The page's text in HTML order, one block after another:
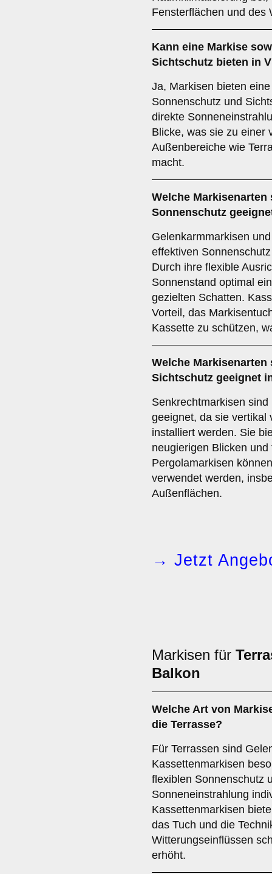
Fensterflächen und des
Kann eine Markise
Sichtschutz bieten in
Ja, Markisen bieten
Sonnenschutz und
direkte
Blicke, was sie zu einer
Außenbereiche wie
macht.
Welche
Sonnenschutz
Gelenkarmmarkisen
effektiven
Durch ihre flexible
Sonnenstand optimal
gezielten Schatten.
Vorteil, das
Kassette zu schützen,
Welche
Sichtschutz geeignet
Senkrechtmarkisen
geeignet, da sie vertikal
installiert werden. Sie
neugierigen Blicken
Pergolamarkisen
verwendet werden,
Außenflächen.
→ Jetzt
Markisen für
Balkon
Welche Art von
die Terrasse?
Für Terrassen sind
Kassettenmarkisen
flexiblen Sonnenschutz
Sonneneinstrahlung
Kassettenmarkisen
das Tuch und die
Witterungseinflüssen
erhöht.